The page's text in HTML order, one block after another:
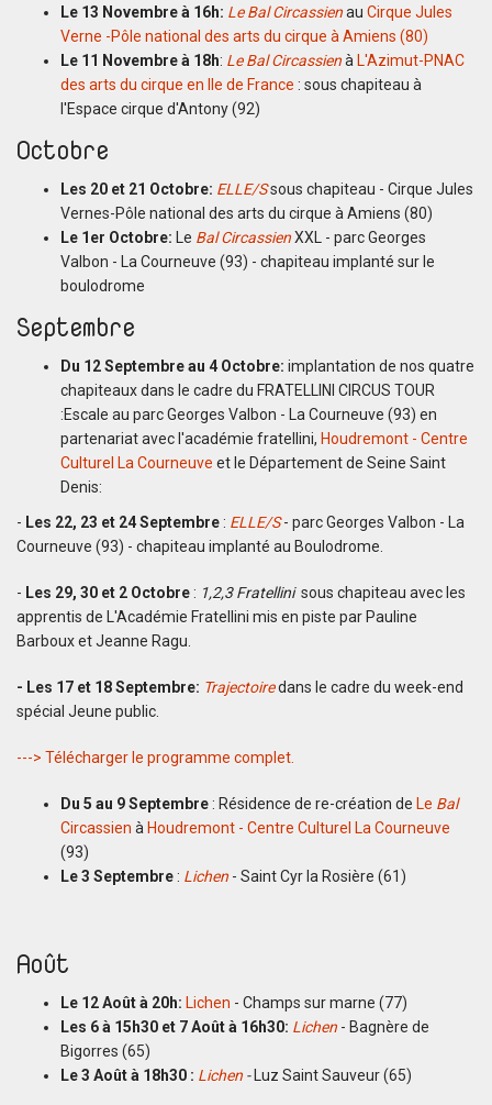
Le 13 Novembre à 16h: Le Bal Circassienau Cirque Jules
Verne -Pôle national des arts du cirque à Amiens (80)
Le 11 Novembre à 18h: Le Bal Circassienà L'Azimut-PNAC
des arts du cirque en Ile de France : sous chapiteau à
l'Espace cirque d'Antony (92)
Octobre
Les 20 et 21 Octobre: ELLE/Ssous chapiteau - Cirque Jules
Vernes-Pôle national des arts du cirque à Amiens (80)
Le 1er Octobre: Le Bal CircassienXXL - parc Georges
Valbon - La Courneuve (93) - chapiteau implanté sur le
boulodrome
Septembre
Du 12 Septembre au 4 Octobre: implantation de nos quatre
chapiteaux dans le cadre du FRATELLINI CIRCUS TOUR
:Escale au parc Georges Valbon - La Courneuve (93) en
partenariat avec l'académie fratellini, Houdremont - Centre
Culturel La Courneuve et le Département de Seine Saint
Denis:
- Les 22, 23 et 24 Septembre: ELLE/S- parc Georges Valbon - La
Courneuve (93) - chapiteau implanté au Boulodrome.
- Les 29, 30 et 2 Octobre: 1,2,3 Fratellini sous chapiteau avec les
apprentis de L'Académie Fratellini mis en piste par Pauline
Barboux et Jeanne Ragu.
- Les 17 et 18 Septembre: Trajectoiredans le cadre du week-end
spécial Jeune public.
---> Télécharger le programme complet.
Du 5 au 9 Septembre: Résidence de re-création de Le Bal
Circassien à Houdremont - Centre Culturel La Courneuve
(93)
Le 3 Septembre: Lichen - Saint Cyr la Rosière (61)
Août
Le 12 Août à 20h: Lichen - Champs sur marne (77)
Les 6 à 15h30 et 7 Août à 16h30: Lichen - Bagnère de
Bigorres (65)
Le 3 Août à 18h30 : Lichen - Luz Saint Sauveur (65)